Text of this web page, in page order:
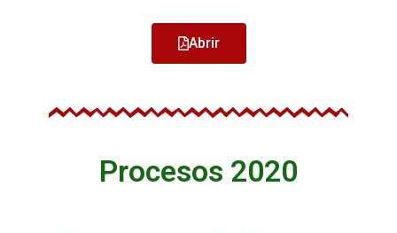
Abrir
Procesos 2020